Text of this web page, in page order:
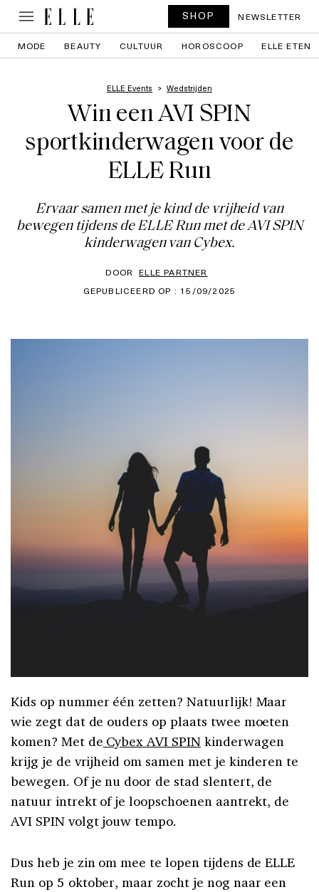
SHOP NEWSLETTER
MODE BEAUTY CULTUUR HOROSCOOP ELLE ETEN
ELLE Events Wedstrijden
Win een AVI SPIN
sportkinderwagen voor de
ELLE Run
Ervaar samen met je kind de vrijheid van
bewegen tijdens de ELLE Run met de AVI SPIN
kinderwagen van Cybex.
DOOR ELLE PARTNER
GEPUBLICEERD OP : 15/09/2025
Kids op nummer één zetten? Natuurlijk! Maar
wie zegt dat de ouders op plaats twee moeten
komen? Met de Cybex AVI SPINkinderwagen
krijg je de vrijheid om samen met je kinderen te
bewegen. Of je nu door de stad slentert, de
natuur intrekt of je loopschoenen aantrekt, de
AVI SPIN volgt jouw tempo.
Dus heb je zin om mee te lopen tijdens de ELLE
Run op 5 oktober, maar zocht je nog naar een